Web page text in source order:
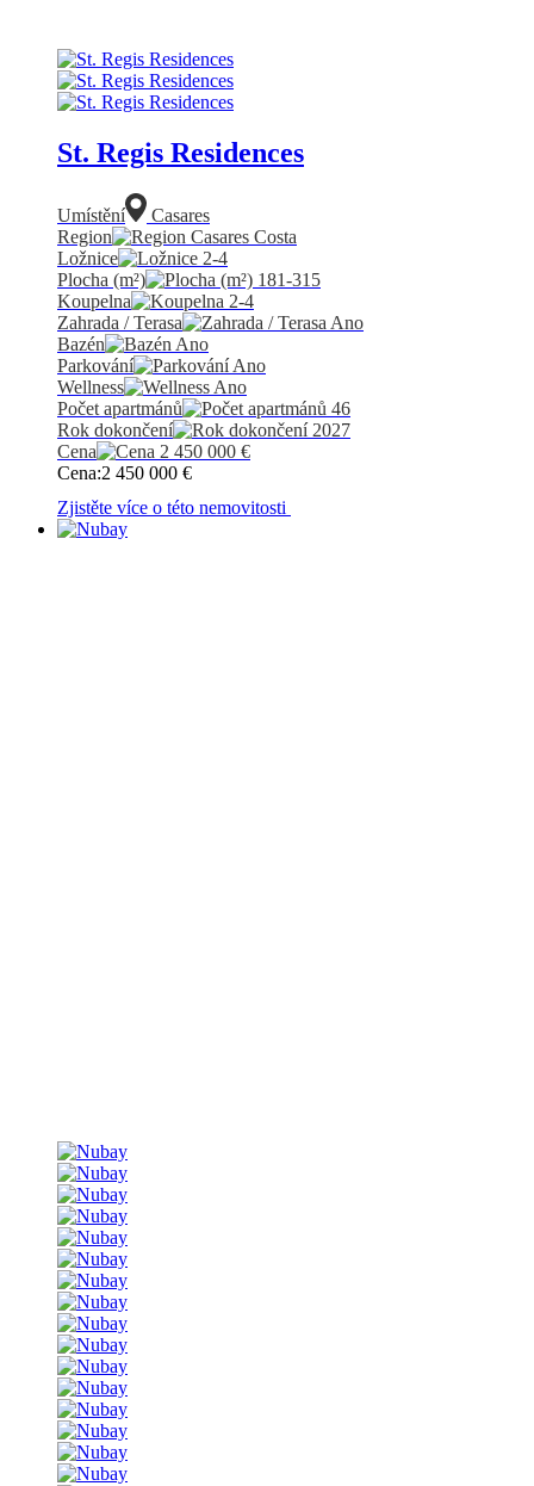
St. Regis Residences
Umístění
Casares
Region
Casares Costa
Ložnice
2-4
Plocha (m²)
181-315
Koupelna
2-4
Zahrada / Terasa
Ano
Bazén
Ano
Parkování
Ano
Wellness
Ano
Počet apartmánů
46
Rok dokončení
2027
Cena
2 450 000 €
Cena:2 450 000 €
Zjistěte více o této nemovitosti